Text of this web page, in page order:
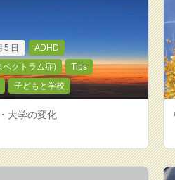
5日
ADHD
ペクトラム症)
Tips
子どもと学校
大学の変化